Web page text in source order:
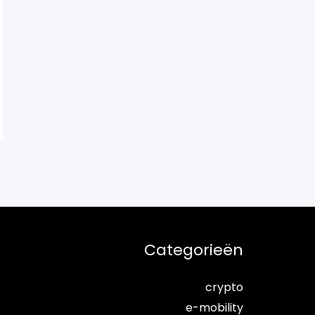
Categorieën
crypto
e-mobility